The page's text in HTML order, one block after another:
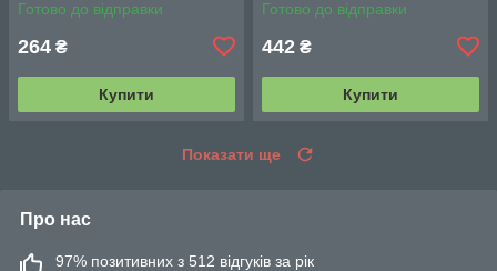
Готово до відправки
264 ₴
Купити
/ Підлогова вузька стелаж-
Готово до відправки
442 ₴
Купити
Показати ще
Про нас
97% позитивних з 512 відгуків за рік